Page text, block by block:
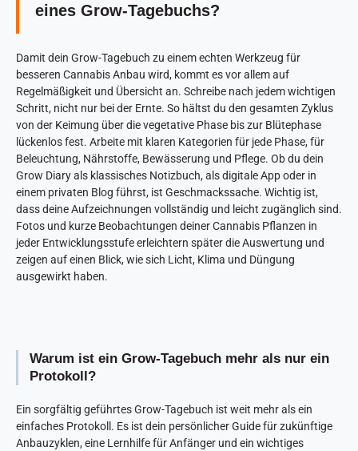
eines Grow-Tagebuchs?
Damit dein Grow-Tagebuch zu einem echten Werkzeug für
besseren Cannabis Anbau wird, kommt es vor allem auf
Regelmäßigkeit und Übersicht an. Schreibe nach jedem wichtigen
Schritt, nicht nur bei der Ernte. So hältst du den gesamten Zyklus
von der Keimung über die vegetative Phase bis zur Blütephase
lückenlos fest. Arbeite mit klaren Kategorien für jede Phase, für
Beleuchtung, Nährstoffe, Bewässerung und Pflege. Ob du dein
Grow Diary als klassisches Notizbuch, als digitale App oder in
einem privaten Blog führst, ist Geschmackssache. Wichtig ist,
dass deine Aufzeichnungen vollständig und leicht zugänglich sind.
Fotos und kurze Beobachtungen deiner Cannabis Pflanzen in
jeder Entwicklungsstufe erleichtern später die Auswertung und
zeigen auf einen Blick, wie sich Licht, Klima und Düngung
ausgewirkt haben.
Warum ist ein Grow-Tagebuch mehr als nur ein
Protokoll?
Ein sorgfältig geführtes Grow-Tagebuch ist weit mehr als ein
einfaches Protokoll. Es ist dein persönlicher Guide für zukünftige
Anbauzyklen, eine Lernhilfe für Anfänger und ein wichtiges